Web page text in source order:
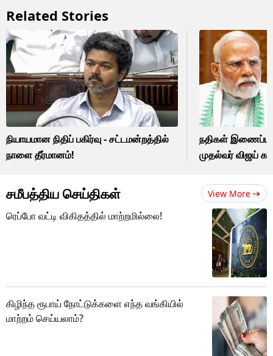
Related Stories
நியாயமான நிதிப் பகிர்வு - சட்டமன்றத்தில்
நாளை தீர்மானம்!
நதிகள் இணைப்புத்
முதல்வர் விஜய்
சமீபத்திய செய்திகள் View More
ரெப்போ வட்டி விகிதத்தில் மாற்றமில்லை!
கிழிந்த ரூபாய் நோட்டுக்களை எந்த வங்கியில்
மாற்றம் செய்யலாம்?